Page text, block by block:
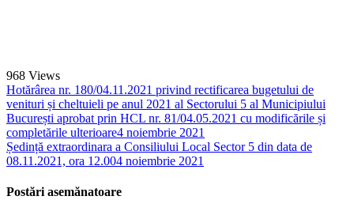
968 Views
Hotărârea nr. 180/04.11.2021 privind rectificarea bugetului de
venituri și cheltuieli pe anul 2021 al Sectorului 5 al Municipiului
București aprobat prin HCL nr. 81/04.05.2021 cu modificările și
completările ulterioare4 noiembrie 2021
Ședință extraordinara a Consiliului Local Sector 5 din data de
08.11.2021, ora 12.004 noiembrie 2021
Postări asemănatoare